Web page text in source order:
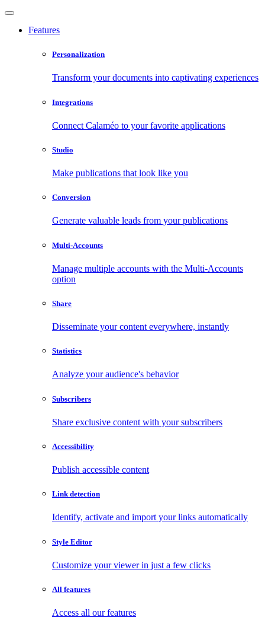
Features
Personalization
Transform your documents into captivating experiences
Integrations
Connect Calaméo to your favorite applications
Studio
Make publications that look like you
Conversion
Generate valuable leads from your publications
Multi-Accounts
Manage multiple accounts with the Multi-Accounts
option
Share
Disseminate your content everywhere, instantly
Statistics
Analyze your audience's behavior
Subscribers
Share exclusive content with your subscribers
Accessibility
Publish accessible content
Link detection
Identify, activate and import your links automatically
Style Editor
Customize your viewer in just a few clicks
All features
Access all our features